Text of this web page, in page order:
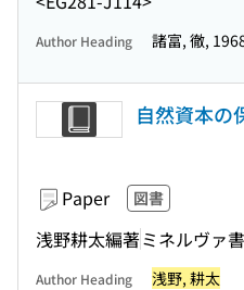
Author Heading 諸富, 徹,
自然資本の
Paper 図書
浅野耕太編著ミネルヴァ
Author Heading 浅野, 耕太